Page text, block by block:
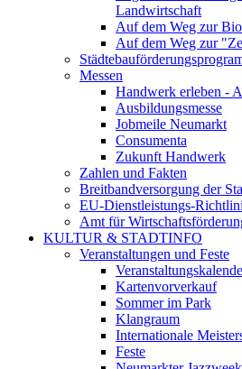
Landwirtschaft
Auf dem Weg zur
Auf dem Weg zur
Messen
Handwerk erleben -
Ausbildungsmesse
Jobmeile Neumarkt
Consumenta
Zukunft Handwerk
Zahlen und Fakten
Breitbandversorgung der
EU-Dienstleistungs-
Amt für
KULTUR & STADTINFO
Veranstaltungen und Feste
Kartenvorverkauf
Sommer im Park
Klangraum
Internationale
Feste